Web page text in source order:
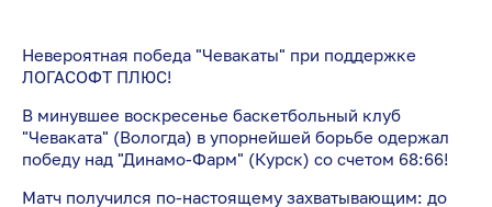
Невероятная победа "Чевакаты" при поддержке
ЛОГАСОФТ ПЛЮС!
В минувшее воскресенье баскетбольный клуб
"Чеваката" (Вологда) в упорнейшей борьбе одержал
победу над "Динамо-Фарм" (Курск) со счетом 68:66!
Матч получился по-настоящему захватывающим: до